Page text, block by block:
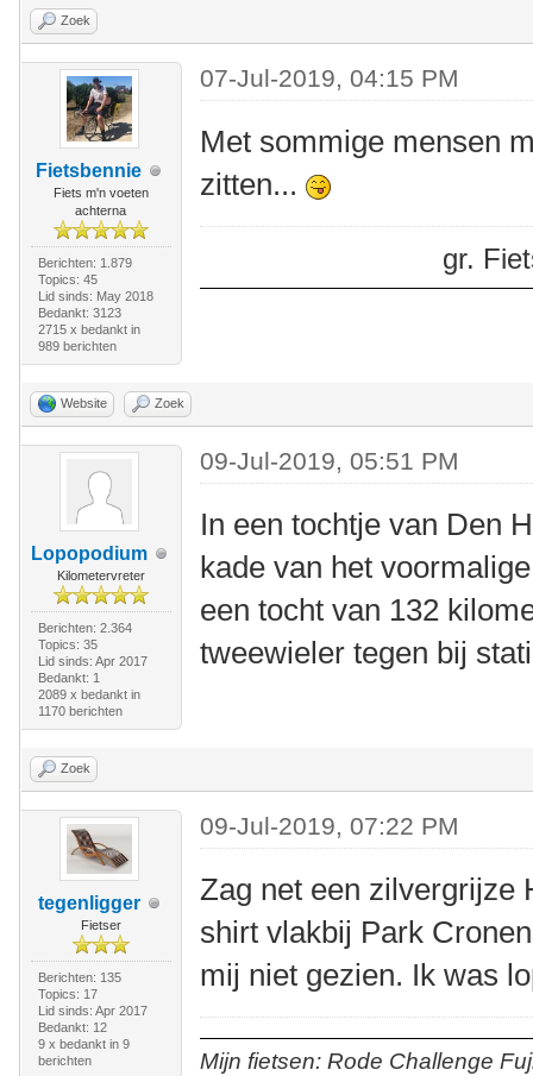
Zoek
Fietsbennie
Fiets m'n voeten
achterna
Berichten: 1.879
Topics: 45
Lid sinds: May 2018
Bedankt: 3123
2715 x bedankt in
989 berichten
07-Jul-2019, 04:15 PM
Met sommige mensen
zitten...
gr.
Website Zoek
Lopopodium
Kilometervreter
Berichten: 2.364
Topics: 35
Lid sinds: Apr 2017
Bedankt: 1
2089 x bedankt in
1170 berichten
09-Jul-2019, 05:51 PM
In een tochtje van Den
kade van het
een tocht van 132
tweewieler tegen bij
Zoek
tegenligger
Fietser
Berichten: 135
Topics: 17
Lid sinds: Apr 2017
Bedankt: 12
9 x bedankt in 9
berichten
09-Jul-2019, 07:22 PM
Zag net een zilvergrijze
shirt vlakbij Park
mij niet gezien. Ik was
Mijn fietsen: Rode Challenge